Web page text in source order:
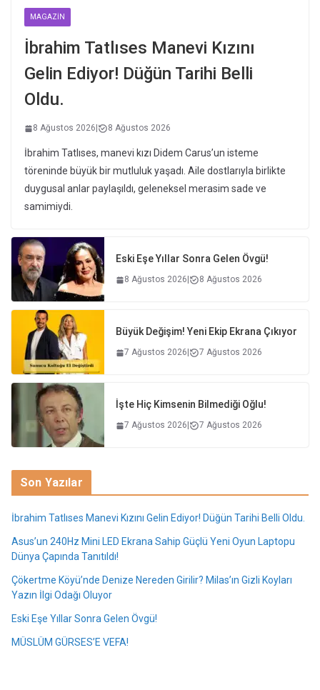
MAGAZIN
İbrahim Tatlıses Manevi Kızını
Gelin Ediyor! Düğün Tarihi Belli
Oldu.
8 Ağustos 2026 8 Ağustos 2026
İbrahim Tatlıses, manevi kızı Didem Carus’un isteme
töreninde büyük bir mutluluk yaşadı. Aile dostlarıyla birlikte
duygusal anlar paylaşıldı, geleneksel merasim sade ve
samimiydi.
Eski Eşe Yıllar Sonra Gelen Övgü!
8 Ağustos 2026 8 Ağustos 2026
Büyük Değişim! Yeni Ekip Ekrana Çıkıyor
7 Ağustos 2026 7 Ağustos 2026
İşte Hiç Kimsenin Bilmediği Oğlu!
7 Ağustos 2026 7 Ağustos 2026
Son Yazılar
İbrahim Tatlıses Manevi Kızını Gelin Ediyor! Düğün Tarihi Belli Oldu.
Asus’un 240Hz Mini LED Ekrana Sahip Güçlü Yeni Oyun Laptopu
Dünya Çapında Tanıtıldı!
Çökertme Köyü’nde Denize Nereden Girilir? Milas’ın Gizli Koyları
Yazın İlgi Odağı Oluyor
Eski Eşe Yıllar Sonra Gelen Övgü!
MÜSLÜM GÜRSES’E VEFA!